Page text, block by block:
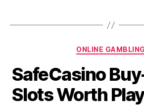
ONLINE
SafeCasino
Slots Worth